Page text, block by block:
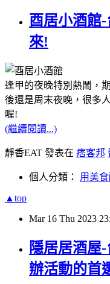
酉居小酒館
來!
逢甲的夜晚特別熱鬧，
後還是周末夜晚，很多
喔!
(繼續閱讀...)
靜香EAT 發表在 痞客邦
個人分類： 用美
▲top
Mar 16 Thu 2023
隱居居酒屋
辦活動的首